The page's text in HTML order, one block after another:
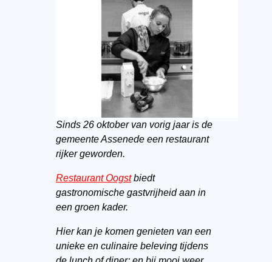
Sinds 26 oktober van vorig jaar is de
gemeente Assenede een restaurant
rijker geworden.
Restaurant Oogst biedt
gastronomische gastvrijheid aan in
een groen kader.
Hier kan je komen genieten van een
unieke en culinaire beleving tijdens